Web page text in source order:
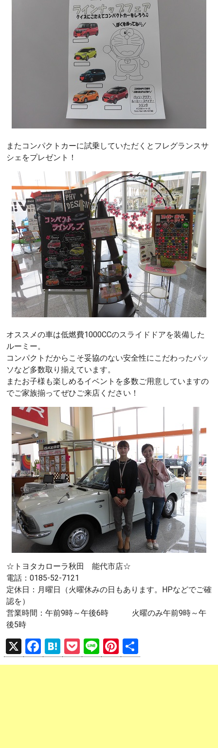
またコンパクトカーに試乗していただくとフレグランスサ
シェをプレゼント！
オススメの車は低燃費1000CCのスライドドアを装備した
ルーミー。
コンパクトだからこそ妥協のない安全性にこだわったパッ
ソなど多数取り揃えています。
またお子様も楽しめるイベントを多数ご用意していますの
でご家族揃ってぜひご来店ください！
☆トヨタカローラ秋田 能代市店☆
電話：0185-52-7121
定休日：月曜日（火曜休みの日もあります。HPなどでご確
認を）
営業時間：午前9時～午後6時 火曜のみ午前9時～午
後5時
X
F
a
H
at
P
o
Li
n
Pi
nt 有